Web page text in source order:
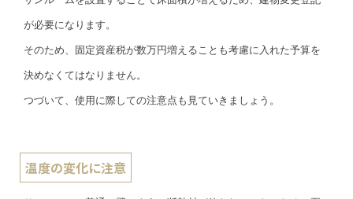
が必要になります。
そのため、固定資産税が数万円増えることも考慮に入れた予算を
決めなくてはなりません。
つづいて、使用に際しての注意点も見ていきましょう。
温度の変化に注意